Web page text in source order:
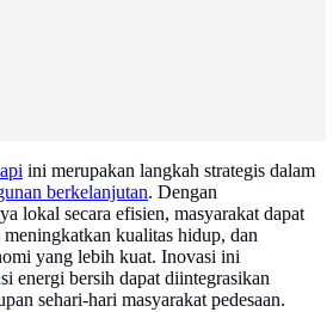
ini merupakan langkah strategis dalam
berkelanjutan. Dengan
lokal secara efisien, masyarakat dapat
kualitas hidup, dan
yang lebih kuat. Inovasi ini
energi bersih dapat diintegrasikan
sehari-hari masyarakat pedesaan.